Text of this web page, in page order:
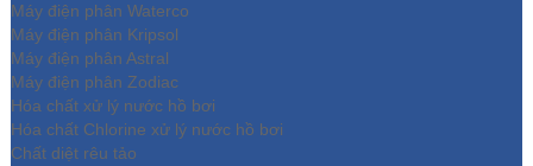
Máy điện phân Waterco
Máy điện phân Kripsol
Máy điện phân Astral
Máy điện phân Zodiac
Hóa chất xử lý nước hồ bơi
Hóa chất Chlorine xử lý nước hồ bơi
Chất diệt rêu tảo